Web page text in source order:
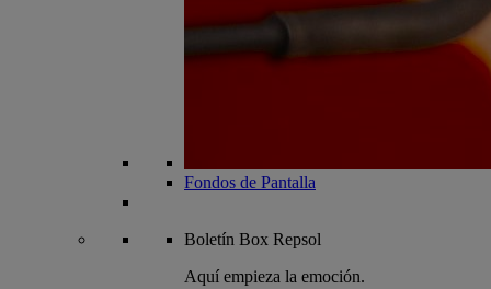
Fondos de Pantalla
Boletín Box Repsol
Aquí empieza la emoción.